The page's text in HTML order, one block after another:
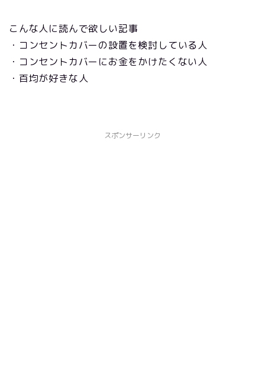
こんな人に読んで欲しい記事
・コンセントカバーの設置を検討している人
・コンセントカバーにお金をかけたくない人
・百均が好きな人
スポンサーリンク